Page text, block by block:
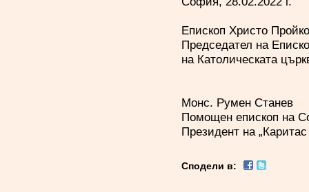
Епископ Христо
Председател на
на Католическата
Монс. Румен Станев
Помощен епископ на
Президент на
Сподели в: